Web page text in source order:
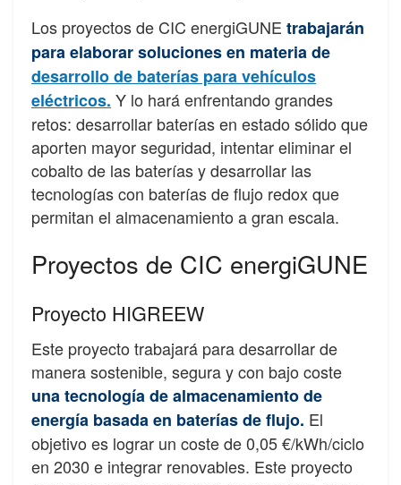
Los proyectos de CIC energiGUNE trabajarán
para elaborar soluciones en materia de
desarrollo de baterías para vehículos
eléctricos. Y lo hará enfrentando grandes
retos: desarrollar baterías en estado sólido que
aporten mayor seguridad, intentar eliminar el
cobalto de las baterías y desarrollar las
tecnologías con baterías de flujo redox que
permitan el almacenamiento a gran escala.
Proyectos de CIC energiGUNE
Proyecto HIGREEW
Este proyecto trabajará para desarrollar de
manera sostenible, segura y con bajo coste
una tecnología de almacenamiento de
energía basada en baterías de flujo. El
objetivo es lograr un coste de 0,05 €/kWh/ciclo
en 2030 e integrar renovables. Este proyecto